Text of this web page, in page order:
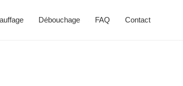
Débouchage FAQ Contact